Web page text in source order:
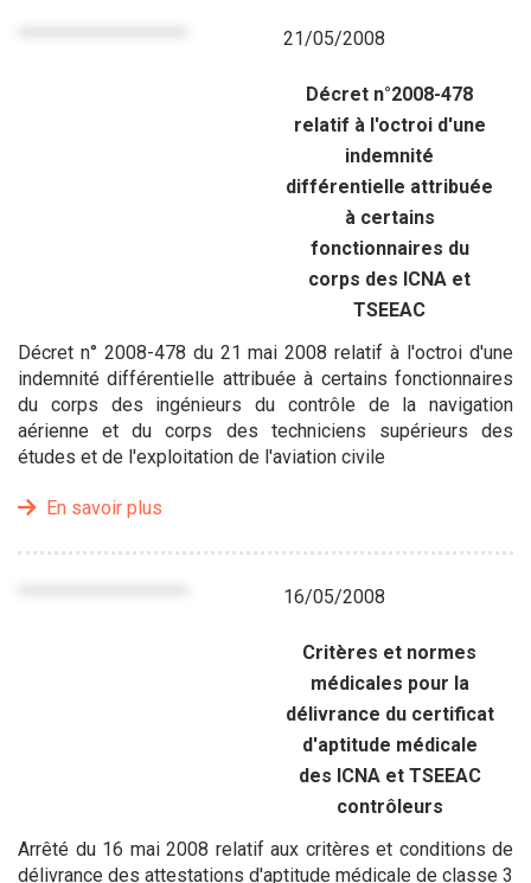
21/05/2008
Décret n°2008-478
relatif à l'octroi d'une
indemnité
différentielle attribuée
à certains
fonctionnaires du
corps des ICNA et
TSEEAC
Décret n° 2008-478 du 21 mai 2008 relatif à l'octroi d'une
indemnité différentielle attribuée à certains fonctionnaires
du corps des ingénieurs du contrôle de la navigation
aérienne et du corps des techniciens supérieurs des
études et de l'exploitation de l'aviation civile
En savoir plus
16/05/2008
Critères et normes
médicales pour la
délivrance du certificat
d'aptitude médicale
des ICNA et TSEEAC
contrôleurs
Arrêté du 16 mai 2008 relatif aux critères et conditions de
délivrance des attestations d'aptitude médicale de classe 3